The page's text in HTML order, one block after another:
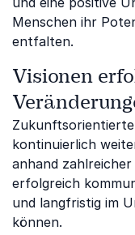
Menschen ihr
entfalten.
Visionen
kontinuierlich
anhand zahlreicher
erfolgreich
und langfristig im
können.